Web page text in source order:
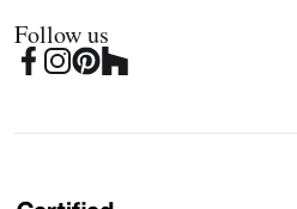
Follow us